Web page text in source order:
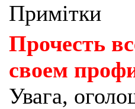
Примітки
Прочесть
своем
Увага,